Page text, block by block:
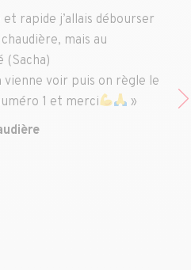
rapide j’allais débourser
mais au
(Sacha)
vienne voir puis on règle le
1 et merci
»